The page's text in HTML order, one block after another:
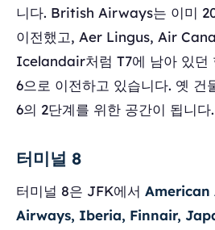
니다. British Airways는 이미
이전했고, Aer Lingus, Air
Icelandair처럼 T7에 남아 있던
6으로 이전하고 있습니다. 옛 건
6의 2단계를 위한 공간이 됩니다.
터미널 8
터미널 8은 JFK에서 American
Airways, Iberia, Finnair,